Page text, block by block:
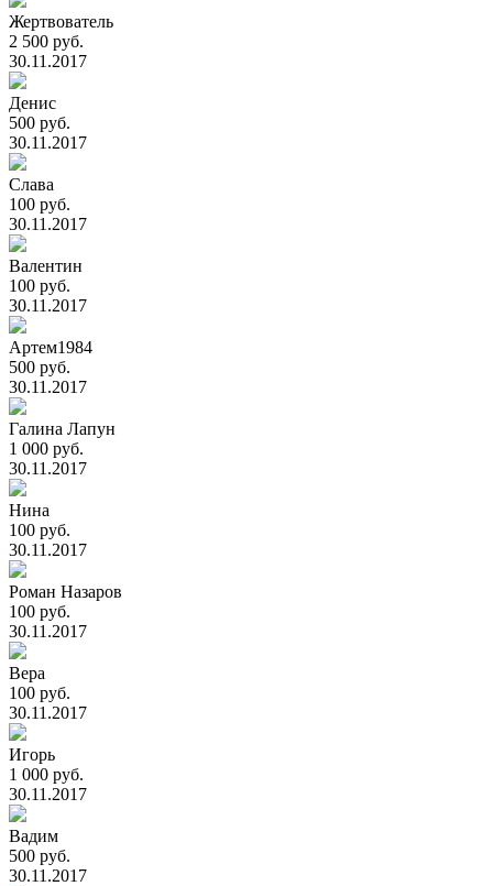
Жертвователь
2 500 руб.
30.11.2017
Денис
500 руб.
30.11.2017
Слава
100 руб.
30.11.2017
Валентин
100 руб.
30.11.2017
Артем1984
500 руб.
30.11.2017
Галина Лапун
1 000 руб.
30.11.2017
Нина
100 руб.
30.11.2017
Роман Назаров
100 руб.
30.11.2017
Вера
100 руб.
30.11.2017
Игорь
1 000 руб.
30.11.2017
Вадим
500 руб.
30.11.2017